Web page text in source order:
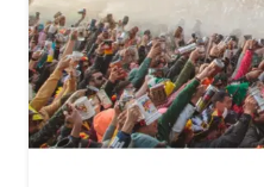
¿Querés aprovechar al
en el Oktoberfest? Te
la fiesta, a qué hora es